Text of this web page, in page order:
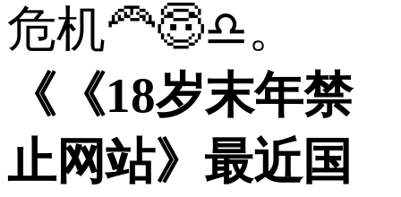
危机🦰😇♎。
《《18岁末年禁
止网站》最近国